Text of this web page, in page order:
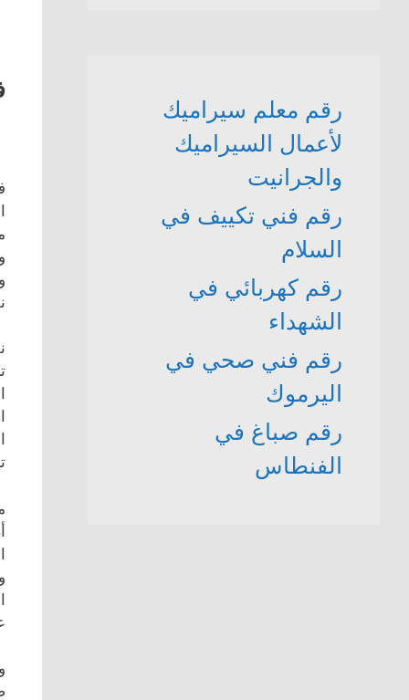
رقم معلم سيراميك
لأعمال السيراميك
والجرانيت
رقم فني تكييف في
السلام
رقم كهربائي في
الشهداء
رقم فني صحي في
اليرموك
رقم صباغ في
الفنطاس